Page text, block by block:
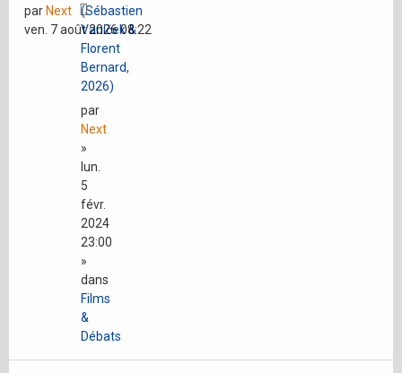
(Sébastien
Vaniček &
Florent
Bernard,
2026)
par
Next
»
lun.
5
févr.
2024
23:00
»
dans
Films
&
Débats
par Next
ven. 7 août 2026 08:22